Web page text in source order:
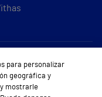
para personalizar
geográfica y
mostrarle